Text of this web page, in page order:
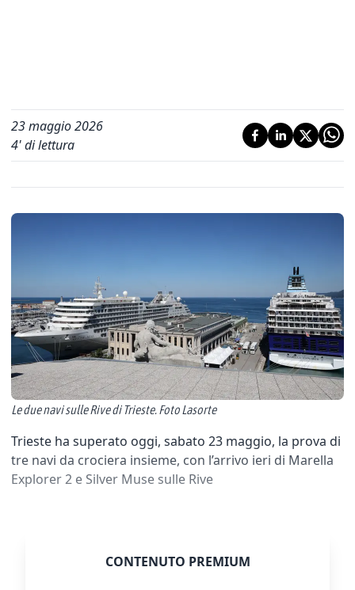
23 maggio 2026
4' di lettura
Le due navi sulle Rive di Trieste. Foto Lasorte
Trieste ha superato oggi, sabato 23 maggio, la prova di
tre navi da crociera insieme, con l’arrivo ieri di Marella
Explorer 2 e Silver Muse sulle Rive
CONTENUTO PREMIUM